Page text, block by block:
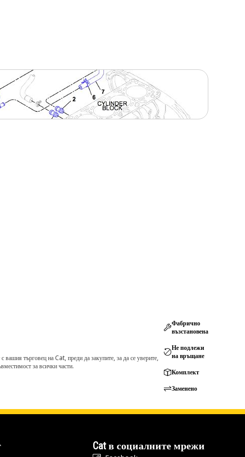
търговец на Cat, преди да закупите, за да се уверите,
за всички части.
Фабрично
възстановена
Не подлежи
на връщане
Комплект
Заменено
Cat в социалните мрежи